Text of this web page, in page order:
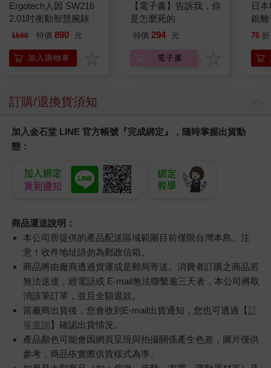
Ergotech人因 SW216
2.01吋衡動智慧腕錶
1590 特價 890 元
加入購物車
【電子書】告訴我，你
是怎麼死的
特價 294 元
電子書
日
銀
乾
防
尿
76 折
訂購/退換貨須知
加入金石堂 LINE 官方帳號『完成綁定』，隨時掌握出貨動
態：
商品運送說明：
本公司所提供的產品配送區域範圍目前僅限台灣本島。注
意！收件地址請勿為郵政信箱。
商品將由廠商透過貨運或是郵局寄送。消費者訂購之商品若
無法送達，經電話或 E-mail無法聯繫逾三天者，本公司將取
消該筆訂單，並且全額退款。
當廠商出貨後，您會收到E-mail出貨通知，您也可透過【訂
單查詢】確認出貨情況。
產品顏色可能會因網頁呈現與拍攝關係產生色差，圖片僅供
參考，商品依實際供貨樣式為準。